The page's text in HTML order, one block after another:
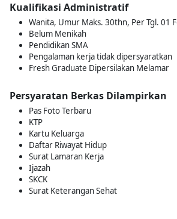
Kualifikasi Administratif
Wanita, Umur Maks. 30thn, Per Tgl. 01
Belum Menikah
Pendidikan SMA
Pengalaman kerja tidak dipersyaratkan
Fresh Graduate Dipersilakan Melamar
Persyaratan Berkas Dilampirkan
Pas Foto Terbaru
KTP
Kartu Keluarga
Daftar Riwayat Hidup
Surat Lamaran Kerja
Ijazah
SKCK
Surat Keterangan Sehat